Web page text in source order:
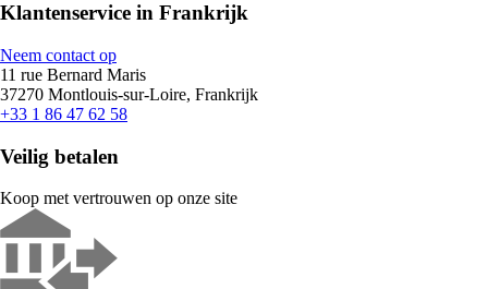
Klantenservice in Frankrijk
Neem contact op
11 rue Bernard Maris
37270 Montlouis-sur-Loire, Frankrijk
+33 1 86 47 62 58
Veilig betalen
Koop met vertrouwen op onze site